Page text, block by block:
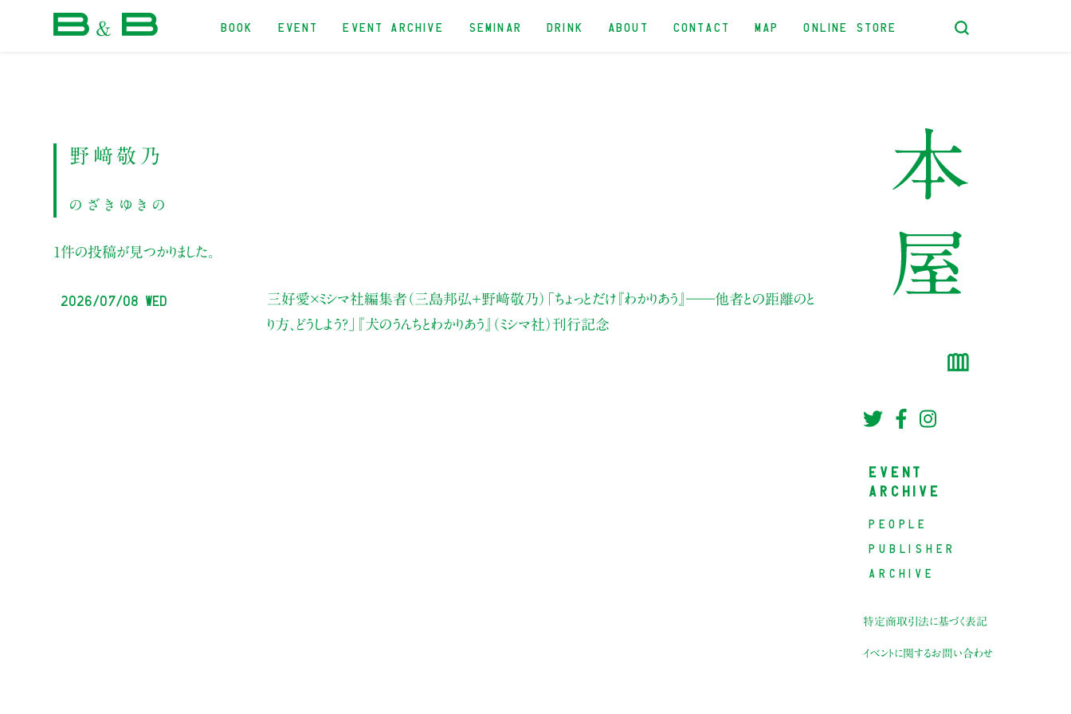
BOOK EVENT EVENT ARCHIVE SEMINAR DRINK ABOUT CONTACT MAP ONLINE STORE
野﨑敬乃
のざきゆきの
1件の投稿が見つかりました。
2026/07/08 Wed 三好愛×ミシマ社編集者（三島邦弘＋野﨑敬乃） 「ちょっとだけ『わかりあう』 ――他者との距離のと
り方、どうしよう？」
『犬のうんちとわかりあう』（ミシマ社）刊行記念
EVENT
ARCHIVE
PEOPLE
PUBLISHER
ARCHIVE
特定商取引法に基づく表記
イベントに関するお問い合わせ